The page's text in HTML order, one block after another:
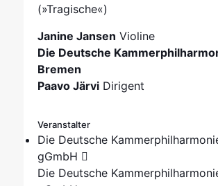
(»Tragische«)
Janine Jansen Violine
Die Deutsche
Bremen
Paavo JärviDirigent
Veranstalter
Die Deutsche
gGmbH
Die Deutsche